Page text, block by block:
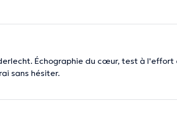
Échographie du cœur, test à
sans hésiter.